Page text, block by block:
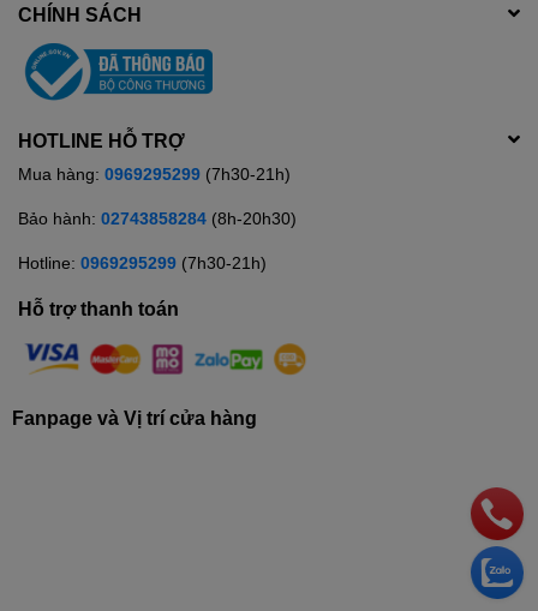
CHÍNH SÁCH
HOTLINE HỖ TRỢ
Mua hàng: 0969295299 (7h30-21h)
Bảo hành: 02743858284 (8h-20h30)
Hotline: 0969295299 (7h30-21h)
Hỗ trợ thanh toán
Fanpage và Vị trí cửa hàng